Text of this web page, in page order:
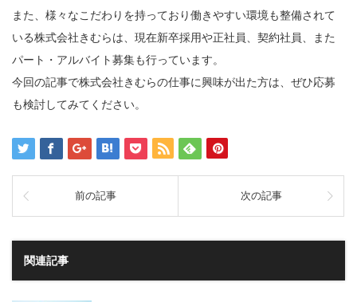
また、様々なこだわりを持っており働きやすい環境も整備されて
いる株式会社きむらは、現在新卒採用や正社員、契約社員、また
パート・アルバイト募集も行っています。
今回の記事で株式会社きむらの仕事に興味が出た方は、ぜひ応募
も検討してみてください。
前の記事 次の記事
関連記事